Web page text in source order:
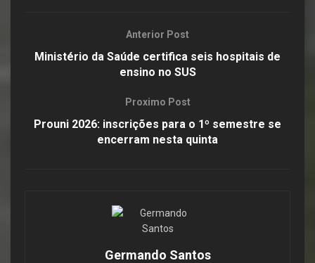
Anterior Post
Ministério da Saúde certifica seis hospitais de
ensino no SUS
Proximo Post
Prouni 2026: inscrições para o 1º semestre se
encerram nesta quinta
Germando Santos